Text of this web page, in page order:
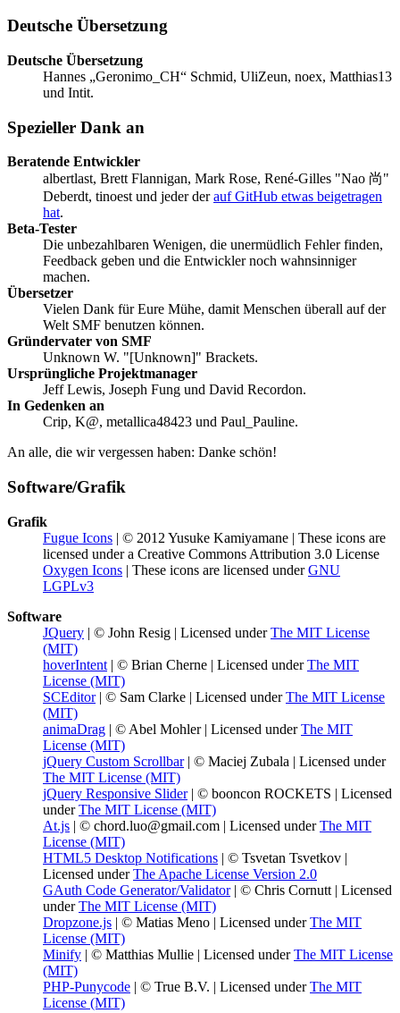
Deutsche Übersetzung
Deutsche Übersetzung
Hannes „Geronimo_CH“ Schmid, UliZeun, noex, Matthias13
und Intit.
Spezieller Dank an
Beratende Entwickler
albertlast, Brett Flannigan, Mark Rose, René-Gilles "Nao 尚"
Deberdt, tinoest und jeder derauf GitHub etwas beigetragen
hat.
Beta-Tester
Die unbezahlbaren Wenigen, die unermüdlich Fehler finden,
Feedback geben und die Entwickler noch wahnsinniger
machen.
Übersetzer
Vielen Dank für Eure Mühe, damit Menschen überall auf der
Welt SMF benutzen können.
Gründervater von SMF
Unknown W. "[Unknown]" Brackets.
Ursprüngliche Projektmanager
Jeff Lewis, Joseph Fung und David Recordon.
In Gedenken an
Crip, K@, metallica48423 und Paul_Pauline.
An alle, die wir vergessen haben: Danke schön!
Software/Grafik
Grafik
Fugue Icons | © 2012 Yusuke Kamiyamane | These icons are
licensed under a Creative Commons Attribution 3.0 License
Oxygen Icons | These icons are licensed underGNU
LGPLv3
Software
JQuery | © John Resig | Licensed underThe MIT License
(MIT)
hoverIntent | © Brian Cherne | Licensed underThe MIT
License (MIT)
SCEditor| © Sam Clarke | Licensed underThe MIT License
(MIT)
animaDrag | © Abel Mohler | Licensed underThe MIT
License (MIT)
jQuery Custom Scrollbar| © Maciej Zubala | Licensed under
The MIT License (MIT)
jQuery Responsive Slider| © booncon ROCKETS | Licensed
underThe MIT License (MIT)
At.js | © chord.luo@gmail.com | Licensed underThe MIT
License (MIT)
HTML5 Desktop Notifications | © Tsvetan Tsvetkov |
Licensed underThe Apache License Version 2.0
GAuth Code Generator/Validator| © Chris Cornutt | Licensed
underThe MIT License (MIT)
Dropzone.js | © Matias Meno | Licensed underThe MIT
License (MIT)
Minify | © Matthias Mullie | Licensed underThe MIT License
(MIT)
PHP-Punycode | © True B.V. | Licensed underThe MIT
License (MIT)